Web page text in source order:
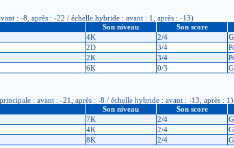
: -8, après : -22 / échelle hybride : avant : 1, après : -13)
Son niveau Son score
4K 2/4
2D 3/4
2K 3/4
6K 0/3
: avant : -21, après : -8 / échelle hybride : avant : -13, après : 1)
Son niveau Son score
7K 2/4
4K 2/4
8K 2/4